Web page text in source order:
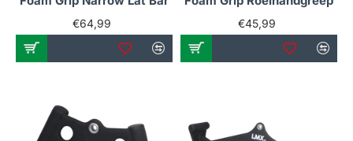
Als er vragen zijn, neem dan gerust
contact met ons op
€64,99 €45,99